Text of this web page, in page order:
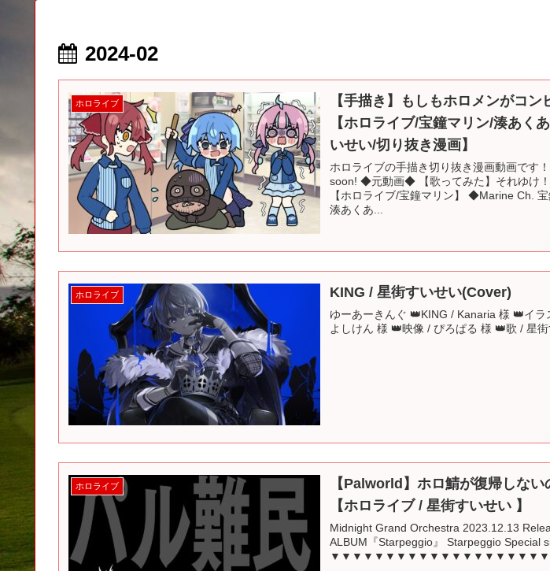
2024-02
ホロライブ
【手描き】もしもホロメンがコン
【ホロライブ/宝鐘マリン/湊あく
いせい/切り抜き漫画】
ホロライブの手描き切り抜き漫画動画で
soon! ◆元動画◆ 【歌ってみた】それゆけ！
【ホロライブ/宝鐘マリン】 ◆Marine Ch.
湊あくあ...
ホロライブ KING / 星街すいせい(Cover)
ゆーあーきんぐ 👑KING / Kanaria 様 👑イ
よしけん 様 👑映像 / ぴろぱる 様 👑歌 / 星
ホロライブ
【Palworld】ホロ鯖が復帰しな
【ホロライブ / 星街すいせい 】
Midnight Grand Orchestra 2023.12.13
ALBUM『Starpeggio』 Starpeggio Special
▼▼▼▼▼▼▼▼▼▼▼▼▼▼▼▼▼▼▼▼ 星